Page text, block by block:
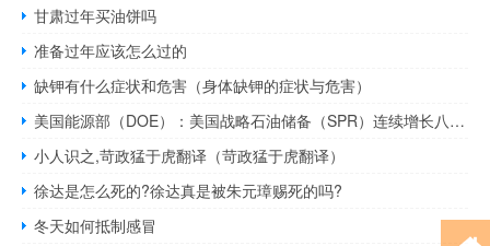
甘肃过年买油饼吗
准备过年应该怎么过的
缺钾有什么症状和危害（身体缺钾的症状与危害）
美国能源部（DOE）：美国战略石油储备（SPR）连续增长八周至9月22日达到3.515亿桶
小人识之,苛政猛于虎翻译（苛政猛于虎翻译）
徐达是怎么死的?徐达真是被朱元璋赐死的吗?
冬天如何抵制感冒